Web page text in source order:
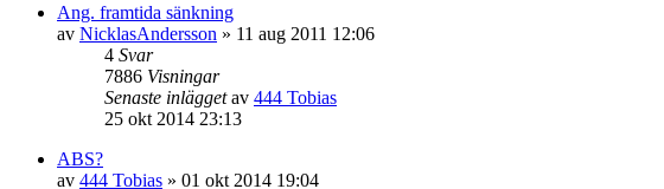
Ang. framtida sänkning
av NicklasAndersson » 11 aug 2011 12:06
4 Svar
7886 Visningar
Senaste inläggetav 444 Tobias
25 okt 2014 23:13
ABS?
av 444 Tobias » 01 okt 2014 19:04